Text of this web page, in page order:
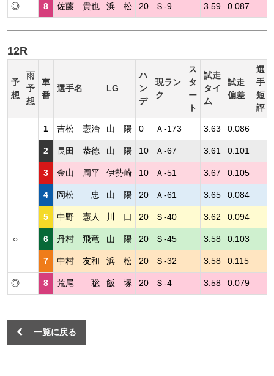
◎ 8 佐藤 貴也 浜 松 20 Ｓ-9 3.59 0.087
12R
予
想
雨
予
想
車
番
選手名 LG
ハ
ン
デ
現ラン
ク
ス
タ
ー
ト
試走
タイ
ム
試走
偏差
選
手
短
評
1 吉松 憲治 山 陽 0 Ａ-173 3.63 0.086
2 長田 恭徳 山 陽 10 Ａ-67 3.61 0.101
3 金山 周平 伊勢崎 10 Ａ-51 3.67 0.105
4 岡松 忠 山 陽 20 Ａ-61 3.65 0.084
5 中野 憲人 川 口 20 Ｓ-40 3.62 0.094
○ 6 丹村 飛竜 山 陽 20 Ｓ-45 3.58 0.103
7 中村 友和 浜 松 20 Ｓ-32 3.58 0.115
◎ 8 荒尾 聡 飯 塚 20 Ｓ-4 3.58 0.079
一覧に戻る